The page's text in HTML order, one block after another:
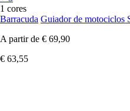
1 cores
Barracuda Guiador de motociclos
A partir de € 69,90
€ 63,55